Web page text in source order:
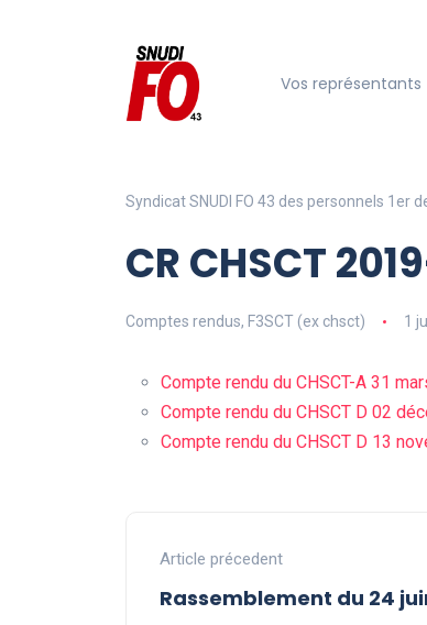
Vos représentants
Syndicat SNUDI FO 43 des personnels 1er
CR CHSCT
Comptes rendus, F3SCT (ex chsct) 1
Compte rendu du CHSCT-A 31
Compte rendu du CHSCT D 02
Compte rendu du CHSCT D 13
Article précedent
Rassemblement du 24